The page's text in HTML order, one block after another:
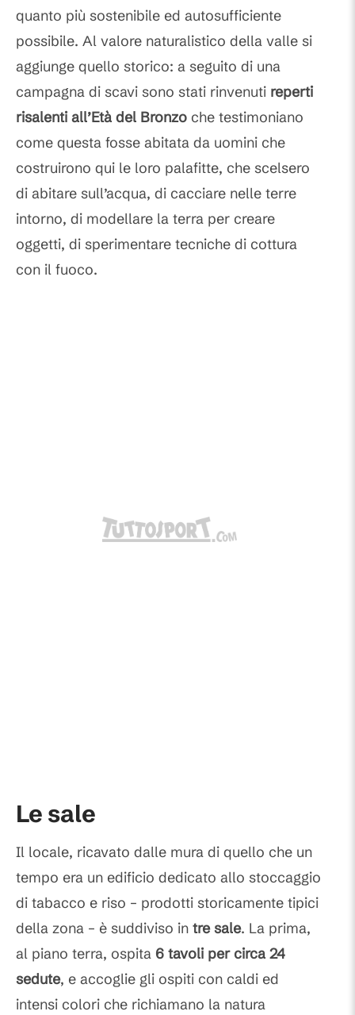
quanto più sostenibile ed autosufficiente
possibile. Al valore naturalistico della valle si
aggiunge quello storico: a seguito di una
campagna di scavi sono stati rinvenuti reperti
risalenti all’Età del Bronzo che testimoniano
come questa fosse abitata da uomini che
costruirono qui le loro palafitte, che scelsero
di abitare sull’acqua, di cacciare nelle terre
intorno, di modellare la terra per creare
oggetti, di sperimentare tecniche di cottura
con il fuoco.
Le sale
Il locale, ricavato dalle mura di quello che un
tempo era un edificio dedicato allo stoccaggio
di tabacco e riso – prodotti storicamente tipici
della zona – è suddiviso in tre sale. La prima,
al piano terra, ospita 6 tavoli per circa 24
sedute, e accoglie gli ospiti con caldi ed
intensi colori che richiamano la natura